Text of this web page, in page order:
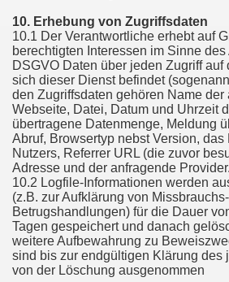
10. Erhebung von Zugriffsdaten
10.1 Der Verantwortliche erhebt auf
berechtigten Interessen im Sinne des
DSGVO Daten über jeden Zugriff auf
sich dieser Dienst befindet
den Zugriffsdaten gehören Name der
Webseite, Datei, Datum und Uhrzeit
übertragene Datenmenge, Meldung
Abruf, Browsertyp nebst Version,
Nutzers, Referrer URL (die zuvor
Adresse und der anfragende Provider.
10.2 Logfile-Informationen werden
(z.B. zur Aufklärung von
Betrugshandlungen) für die Dauer
Tagen gespeichert und danach
weitere Aufbewahrung zu
sind bis zur endgültigen Klärung des
von der Löschung ausgenommen